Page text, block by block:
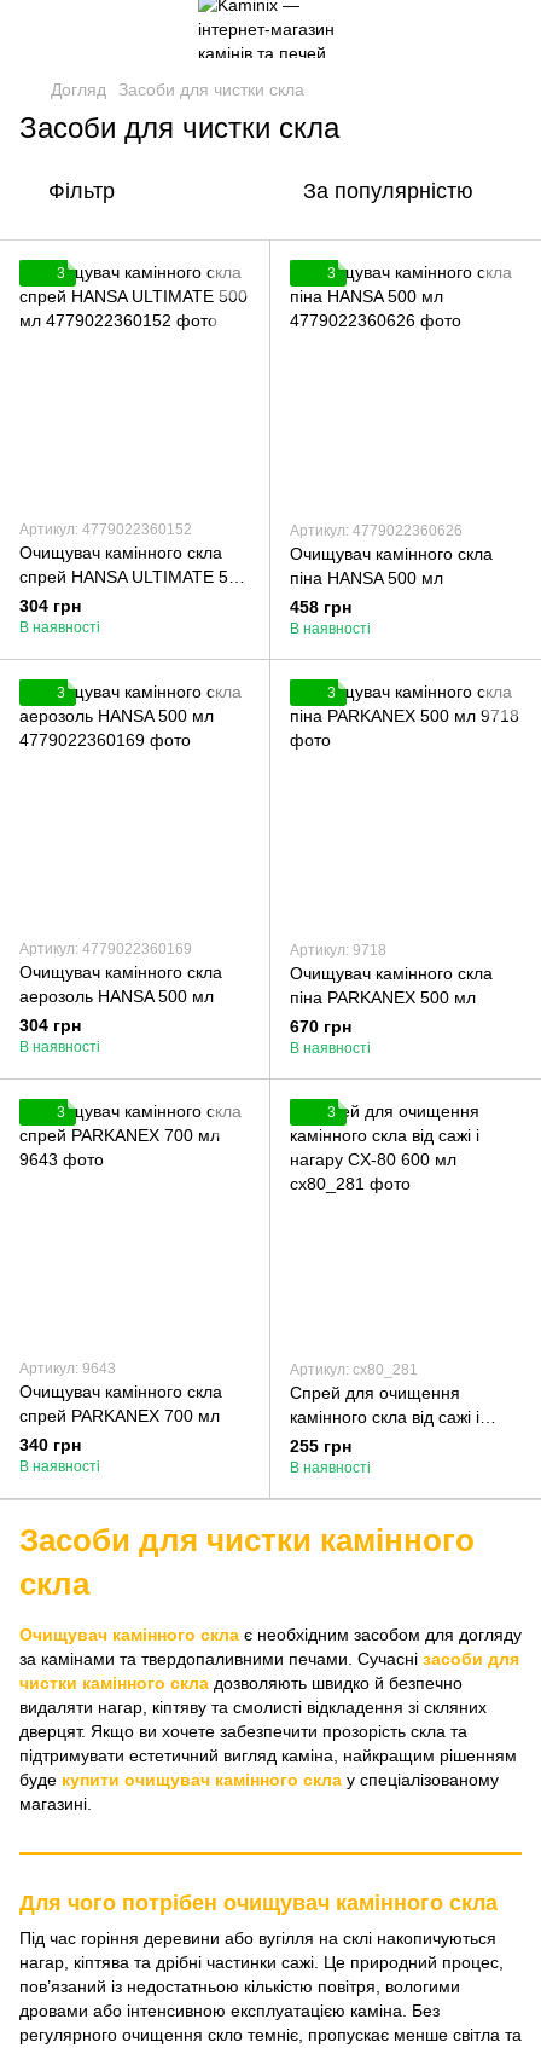
Догляд Засоби для чистки скла
Засоби для чистки скла
Фільтр За популярністю
3
Артикул: 4779022360152
Очищувач камінного скла
спрей HANSA ULTIMATE 500
мл
304 грн
В наявності
3
Артикул: 4779022360626
Очищувач камінного скла
піна HANSA 500 мл
458 грн
В наявності
3
Артикул: 4779022360169
Очищувач камінного скла
аерозоль HANSA 500 мл
304 грн
В наявності
3
Артикул: 9718
Очищувач камінного скла
піна PARKANEX 500 мл
670 грн
В наявності
3
Артикул: 9643
Очищувач камінного скла
спрей PARKANEX 700 мл
340 грн
В наявності
3
Артикул: cx80_281
Спрей для очищення
камінного скла від сажі і
нагару CX-80 600 мл
255 грн
В наявності
Засоби для чистки камінного
скла
Очищувач камінного скла є необхідним засобом для догляду
за камінами та твердопаливними печами. Сучасні засоби для
чистки камінного скла дозволяють швидко й безпечно
видаляти нагар, кіптяву та смолисті відкладення зі скляних
дверцят. Якщо ви хочете забезпечити прозорість скла та
підтримувати естетичний вигляд каміна, найкращим рішенням
буде купити очищувач камінного скла у спеціалізованому
магазині.
Для чого потрібен очищувач камінного скла
Під час горіння деревини або вугілля на склі накопичуються
нагар, кіптява та дрібні частинки сажі. Це природний процес,
пов’язаний із недостатньою кількістю повітря, вологими
дровами або інтенсивною експлуатацією каміна. Без
регулярного очищення скло темніє, пропускає менше світла та